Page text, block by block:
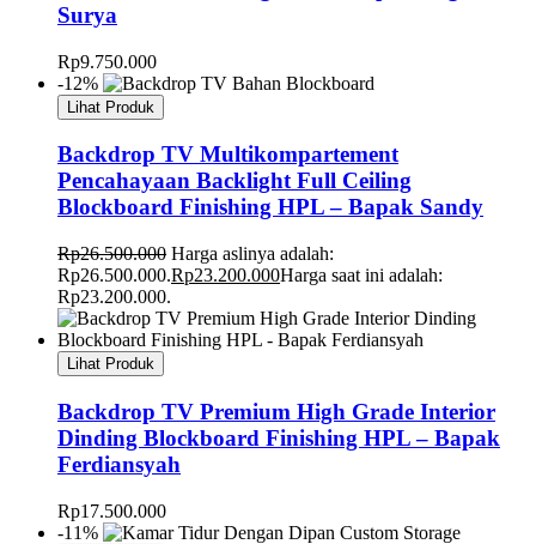
Surya
Rp9.750.000
-12%
Lihat Produk
Backdrop TV Multikompartement
Pencahayaan Backlight Full Ceiling
Blockboard Finishing HPL – Bapak Sandy
Rp26.500.000 Harga aslinya adalah:
Rp26.500.000.Rp23.200.000Harga saat ini adalah:
Rp23.200.000.
Lihat Produk
Backdrop TV Premium High Grade Interior
Dinding Blockboard Finishing HPL – Bapak
Ferdiansyah
Rp17.500.000
-11%